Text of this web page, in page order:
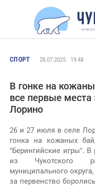
СПОРТ 28.07.2025 19:48
В гонке на
все первые места
Лорино
26 и 27 июля в селе
гонка на кожаных
"Берингийские игры". В
из Чукотского
муниципального
за первенство